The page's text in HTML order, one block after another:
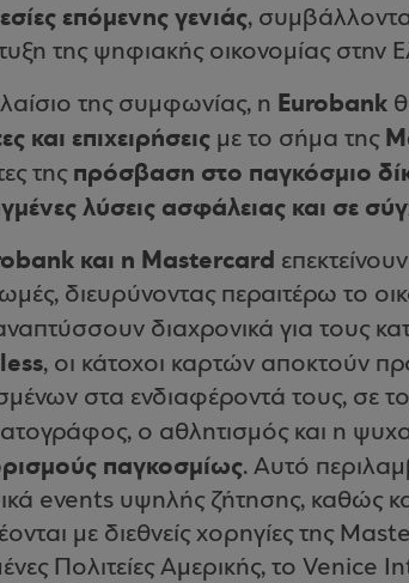
επόμενης γενιάς,
της ψηφιακής οικονομίας στην
της συμφωνίας, η Eurobank
και επιχειρήσεις με το σήμα της
της πρόσβαση στο παγκόσμιο
λύσεις ασφάλειας και σε
και η Mastercard
διευρύνοντας περαιτέρω το
διαχρονικά για τους
, οι κάτοχοι καρτών αποκτούν
στα ενδιαφέροντά τους, σε
ο αθλητισμός και η
παγκοσμίως. Αυτό
events υψηλής ζήτησης, καθώς
με διεθνείς χορηγίες της
Πολιτείες Αμερικής, το Venice